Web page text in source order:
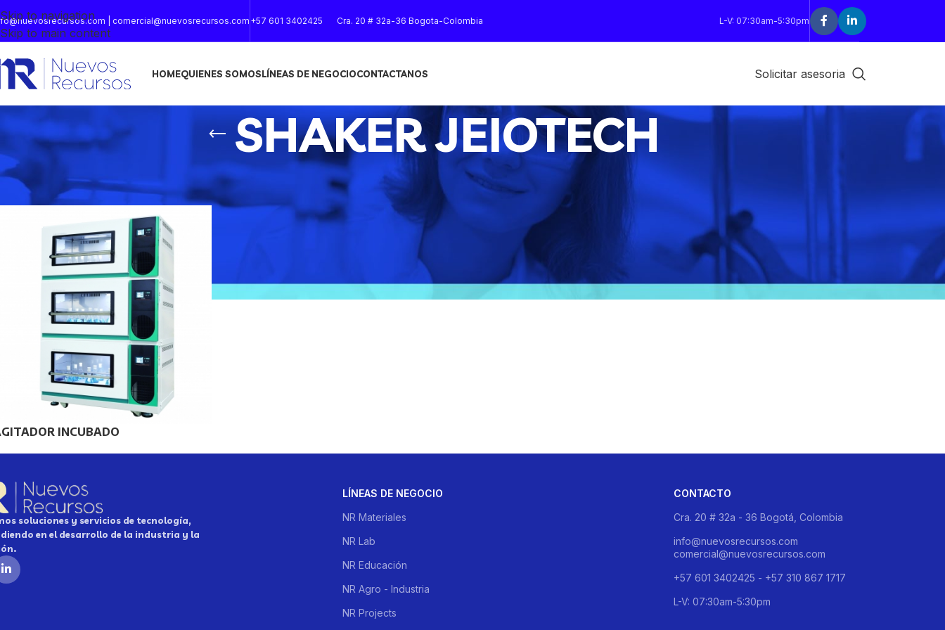
Skip to navigation
Skip to main content
| comercial@nuevosrecursos.com +57 601 3402425 Cra. 20 # 32a-36 Bogota-Colombia L-V: 07:30am-5:30pm
HOMEQUIENES SOMOSLÍNEAS DE NEGOCIOCONTACTANOS Solicitar asesoria
SHAKER JEIOTECH
Inicio
INCUBADO
soluciones y servicios de tecnología,
en el desarrollo de la industria y la
LÍNEAS DE NEGOCIO
NR Materiales
NR Lab
NR Educación
NR Agro - Industria
NR Projects
CONTACTO
Cra. 20 # 32a - 36 Bogotá, Colombia
info@nuevosrecursos.com
comercial@nuevosrecursos.com
+57 601 3402425 - +57 310 867 1717
L-V: 07:30am-5:30pm